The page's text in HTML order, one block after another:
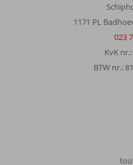
1171 PL
023
KvK
BTW nr.: